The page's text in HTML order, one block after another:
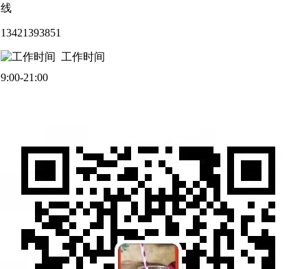
线
13421393851
工作时间
9:00-21:00